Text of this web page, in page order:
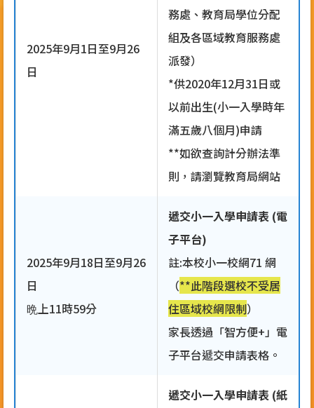
2025年9月1日至9月26
日
務處、教育局學位分配
組及各區域教育服務處
派發）
*供2020年12月31日或
以前出生(小一入學時年
滿五歲八個月)申請
**如欲查詢計分辦法準
則，請瀏覽教育局網站
2025年9月18日至9月26
日
晩上11時59分
遞交小一入學申請表 (電
子平台)
註:本校小一校網71 網
（**此階段選校不受居
住區域校網限制）
家長透過「智方便+」電
子平台遞交申請表格。
遞交小一入學申請表 (紙